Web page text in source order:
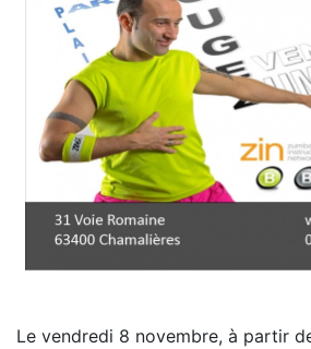
Le vendredi 8 novembre, à partir